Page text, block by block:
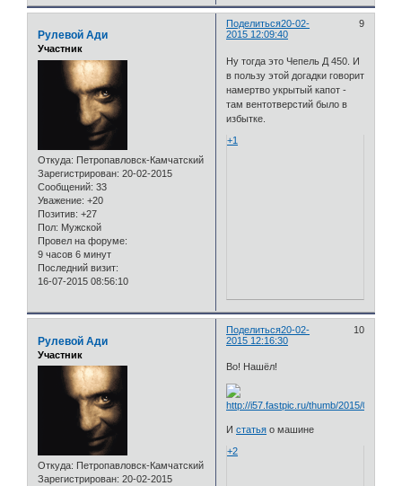
Поделиться 9
20-02-
2015 12:09:40
Рулевой Ади
Участник
Откуда: Петропавловск-Камчатский
Зарегистрирован: 20-02-2015
Сообщений: 33
Уважение: +20
Позитив: +27
Пол: Мужской
Провел на форуме:
9 часов 6 минут
Последний визит:
16-07-2015 08:56:10
Ну тогда это Чепель Д 450. И
в пользу этой догадки говорит
намертво укрытый капот -
там вентотверстий было в
избытке.
+1
Поделиться 10
20-02-
2015 12:16:30
Рулевой Ади
Участник
Откуда: Петропавловск-Камчатский
Зарегистрирован: 20-02-2015
Во! Нашёл!
Истатья о машине
+2